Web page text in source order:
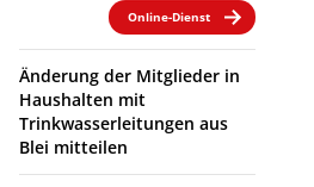
Online-Dienst
Änderung der Mitglieder in
Haushalten mit
Trinkwasserleitungen aus
Blei mitteilen